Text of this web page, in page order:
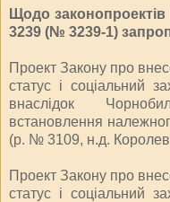
Щодо
3239 (№ 3239-1)
Проект Закону про
статус і соціальний
внаслідок
встановлення
(р. № 3109, н.д.
Проект Закону про
статус і соціальний